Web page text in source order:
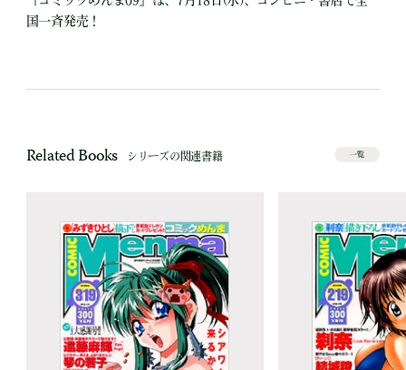
国一斉発売！
Related Books シリーズの関連書籍 一覧